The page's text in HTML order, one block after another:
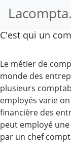
C'est qui un
Le métier de
monde des
plusieurs
employés varie
financière des
peut employé
par un chef